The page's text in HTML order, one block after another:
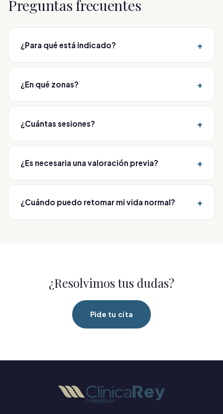
Preguntas frecuentes
¿Para qué está indicado? +
Para piel deshidratada, apagada, con líneas finas o
falta de jugosidad en rostro, cuello, escote o manos.
Se valora en consulta.
¿En qué zonas? +
Rostro, cuello, escote y manos, entre otras.
¿Cuántas sesiones? +
Suele recomendarse un protocolo inicial de varias
sesiones.
¿Es necesaria una valoración previa? +
Sí. Cada tratamiento parte de una valoración médica
para personalizarlo y cuidar tu seguridad, buscando
siempre un resultado natural.
¿Cuándo puedo retomar mi vida normal? +
¿Resolvimos tus dudas?
Pide tu cita